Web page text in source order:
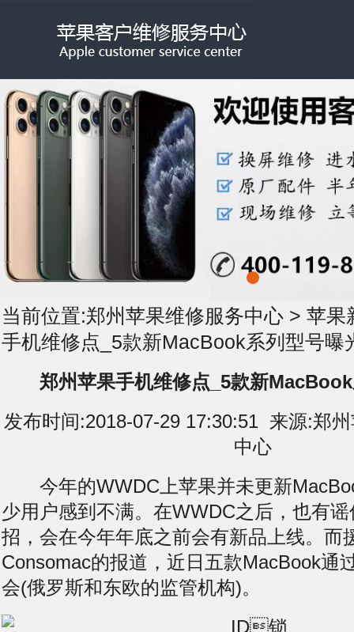
当前位置:郑州苹果维修服务中心 > 苹果
手机维修点_5款新MacBook系列型号曝
郑州苹果手机维修点_5款新
发布时间:2018-07-29 17:30:51 来源:郑
中心
今年的WWDC上苹果并未更新
少用户感到不满。在WWDC之后，也有
招，会在今年年底之前会有新品上线。而
Consomac的报道，近日五款MacBook通
会(俄罗斯和东欧的监管机构)。